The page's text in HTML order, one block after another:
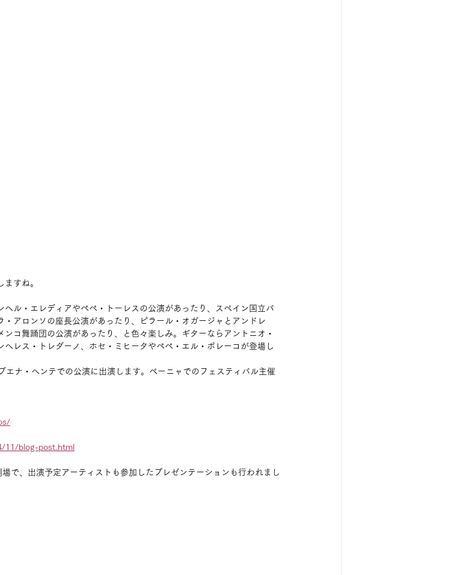
すね。
ル・エレディアやぺぺ・トーレスの公演があったり、スペイン国立バ
・アロンソの座長公演があったり、ピラール・オガージャとアンドレ
コ舞踊団の公演があったり、と色々楽しみ。ギターならアントニオ・
ヘレス・トレダーノ、ホセ・ミヒータやぺぺ・エル・ボレーコが登場し
ナ・ヘンテでの公演に出演します。ペーニャでのフェスティバル主催
11/blog-post.html
で、出演予定アーティストも参加したプレゼンテーションも行われまし